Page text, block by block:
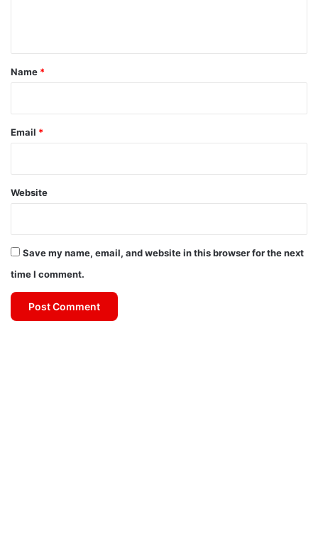
*
Name *
Email *
Website
Save my name, email, and website in this browser for the next
time I comment.